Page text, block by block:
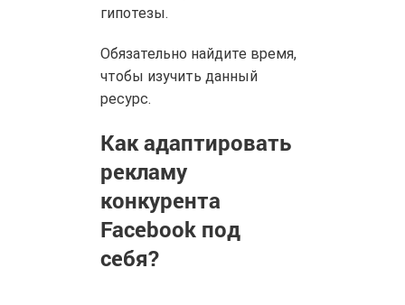
гипотезы.
Обязательно найдите время,
чтобы изучить данный
ресурс.
Как адаптировать
рекламу
конкурента
Facebook под
себя?